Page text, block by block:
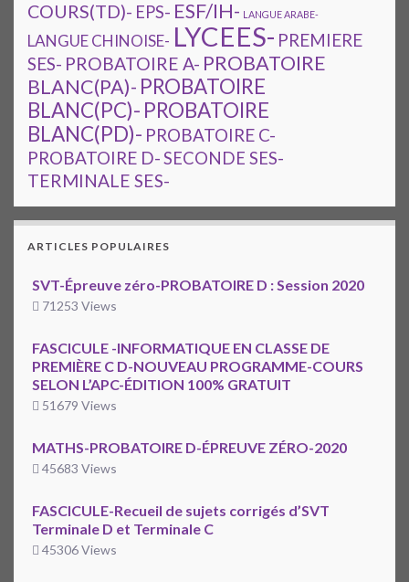
COURS(TD)- EPS- ESF/IH- LANGUE ARABE-
LANGUE CHINOISE- LYCEES- PREMIERE
SES- PROBATOIRE A- PROBATOIRE
BLANC(PA)- PROBATOIRE
BLANC(PC)- PROBATOIRE
BLANC(PD)- PROBATOIRE C-
PROBATOIRE D-SECONDE SES-
TERMINALE SES-
ARTICLES POPULAIRES
SVT-Épreuve zéro-PROBATOIRE D : Session 2020
71253 Views
FASCICULE -INFORMATIQUE EN CLASSE DE
PREMIÈRE C D-NOUVEAU PROGRAMME-COURS
SELON L’APC-ÉDITION 100% GRATUIT
51679 Views
MATHS-PROBATOIRE D-ÉPREUVE ZÉRO-2020
45683 Views
FASCICULE-Recueil de sujets corrigés d’SVT
Terminale D et Terminale C
45306 Views